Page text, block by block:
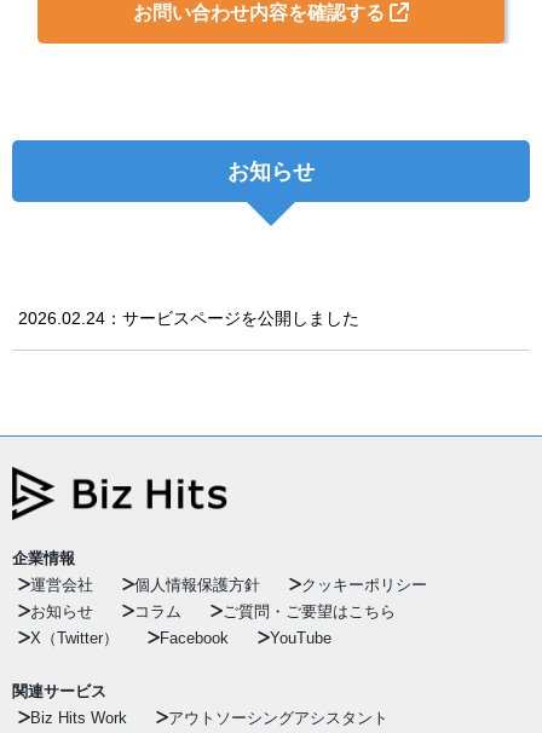
お問い合わせ内容を確認する
お知らせ
2026.02.24：サービスページを公開しました
企業情報
運営会社
個人情報保護方針
クッキーポリシー
お知らせ
コラム
ご質問・ご要望はこちら
X（Twitter）
Facebook YouTube
関連サービス
Biz Hits Work
アウトソーシングアシスタント